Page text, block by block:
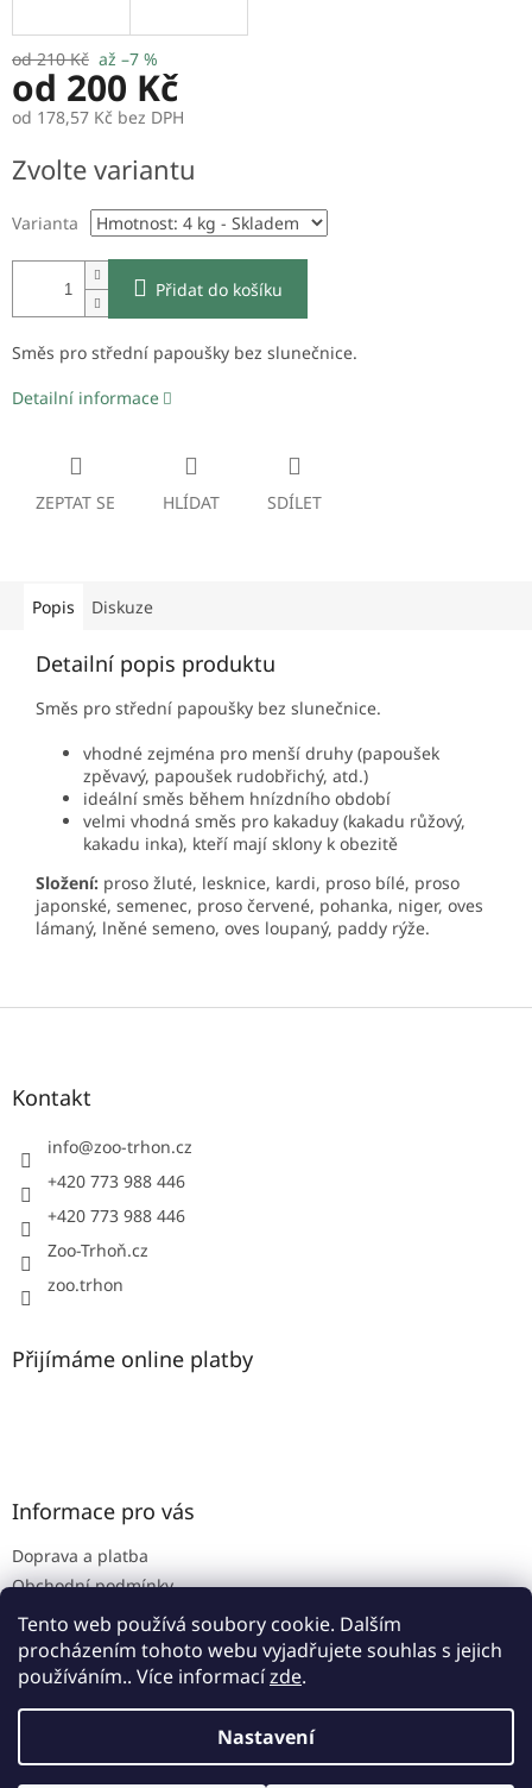
Tento web používá soubory cookie. Dalším
procházením tohoto webu vyjadřujete souhlas s jejich
používáním.. Více informacízde.
Nastavení
od 210 Kč až –7 %
od 200 Kč
od 178,57 Kč bez DPH
cena:
Zvolte variantu
Varianta
Přidat do košíku
Směs pro střední papoušky bez slunečnice.
Detailní informace
ZEPTAT SE HLÍDAT SDÍLET
Popis Diskuze
Detailní popis produktu
Směs pro střední papoušky bez slunečnice.
vhodné zejména pro menší druhy (papoušek
zpěvavý, papoušek rudobřichý, atd.)
ideální směs během hnízdního období
velmi vhodná směs pro kakaduy (kakadu růžový,
kakadu inka), kteří mají sklony k obezitě
Složení: proso žluté, lesknice, kardi, proso bílé, proso
japonské, semenec, proso červené, pohanka, niger, oves
lámaný, lněné semeno, oves loupaný, paddy rýže.
Z
Kontakt
info@zoo-trhon.cz
+420 773 988 446
+420 773 988 446
Zoo-Trhoň.cz
zoo.trhon
Přijímáme online platby
Informace pro vás
Doprava a platba
Obchodní podmínky
Podmínky ochrany osobních údajů